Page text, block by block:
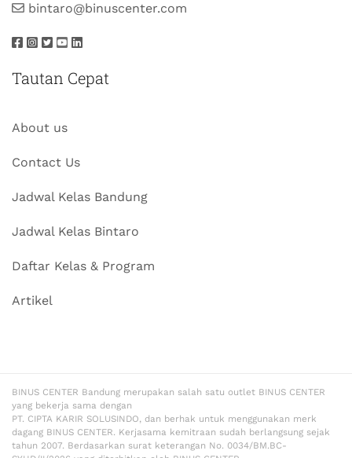
bintaro@binuscenter.com
Tautan Cepat
About us
Contact Us
Jadwal Kelas Bandung
Jadwal Kelas Bintaro
Daftar Kelas & Program
Artikel
BINUS CENTER Bandung merupakan salah satu outlet BINUS CENTER
yang bekerja sama dengan
PT. CIPTA KARIR SOLUSINDO, dan berhak untuk menggunakan merk
dagang BINUS CENTER. Kerjasama kemitraan sudah berlangsung sejak
tahun 2007. Berdasarkan surat keterangan No. 0034/BM.BC-